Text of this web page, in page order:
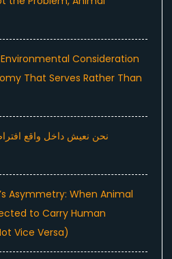
Consideration
That Serves Rather Than
نحن نعيش داخل واقع
Asymmetry: When Animal
to Carry Human
Vice Versa)